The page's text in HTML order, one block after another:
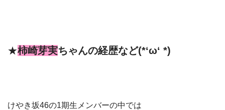
★柿崎芽実ちゃんの経歴など(*‘ω‘ *)
けやき坂46の1期生メンバーの中では